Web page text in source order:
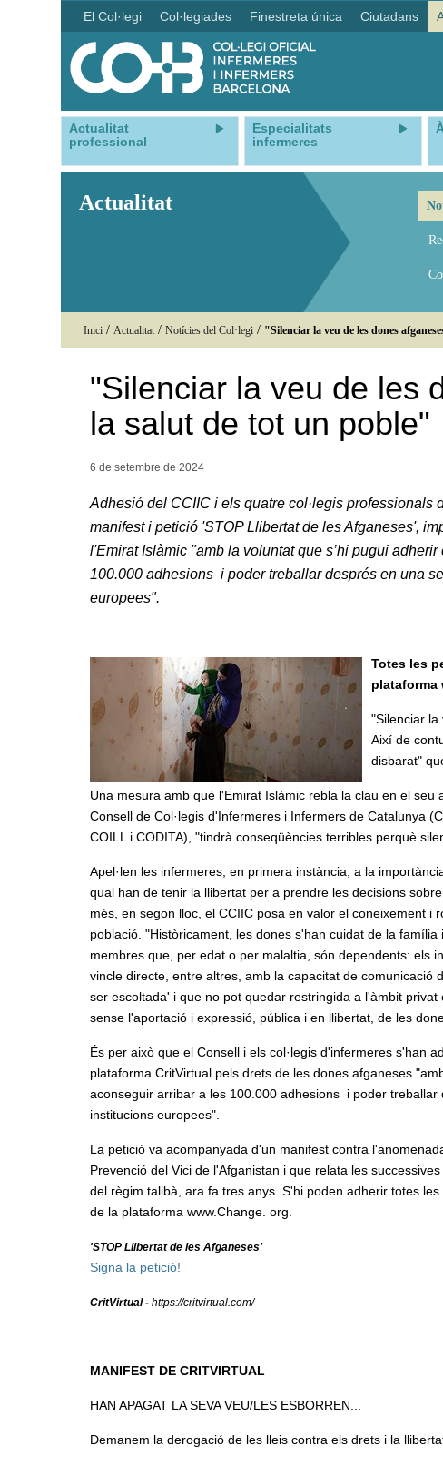
El Col·legi Col·legiades Finestreta única Ciutadans
Actualitat
professional
Especialitats
infermeres
Actualitat
Inici / Actualitat / Notícies del Col·legi / "Silenciar la veu de les dones
"Silenciar la veu de les
la salut de tot un poble"
6 de setembre de 2024
Adhesió del CCIIC i els quatre col·legis professionals
manifest i petició 'STOP Llibertat de les Afganeses',
l'Emirat Islàmic "amb la voluntat que s’hi pugui
100.000 adhesions i poder treballar després en una
europees".
Totes les
plataforma
"Silenciar la
Així de
disbarat"
Una mesura amb què l'Emirat Islàmic rebla la clau en el
Consell de Col·legis d'Infermeres i Infermers de Catalunya
COILL i CODITA), "tindrà conseqüències terribles perquè
Apel·len les infermeres, en primera instància, a la
qual han de tenir la llibertat per a prendre les decisions
més, en segon lloc, el CCIIC posa en valor el coneixement
població. "Històricament, les dones s'han cuidat de la
membres que, per edat o per malaltia, són dependents: els
vincle directe, entre altres, amb la capacitat de
ser escoltada' i que no pot quedar restringida a l'àmbit
sense l'aportació i expressió, pública i en llibertat, de les
És per això que el Consell i els col·legis d'infermeres s'han
plataforma CritVirtual pels drets de les dones afganeses
aconseguir arribar a les 100.000 adhesions i poder
institucions europees".
La petició va acompanyada d'un manifest contra
Prevenció del Vici de l'Afganistan i que relata les
del règim talibà, ara fa tres anys. S'hi poden adherir totes
de la plataforma www.Change. org.
'STOP Llibertat de les Afganeses'
Signa la petició!
CritVirtual - https://critvirtual.com/
MANIFEST DE CRITVIRTUAL
HAN APAGAT LA SEVA VEU/LES ESBORREN...
Demanem la derogació de les lleis contra els drets i la